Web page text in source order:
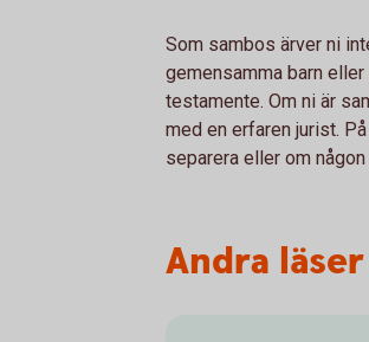
Som sambos ärver ni
gemensamma barn
testamente. Om ni är
med en erfaren jurist.
separera eller om
Andra